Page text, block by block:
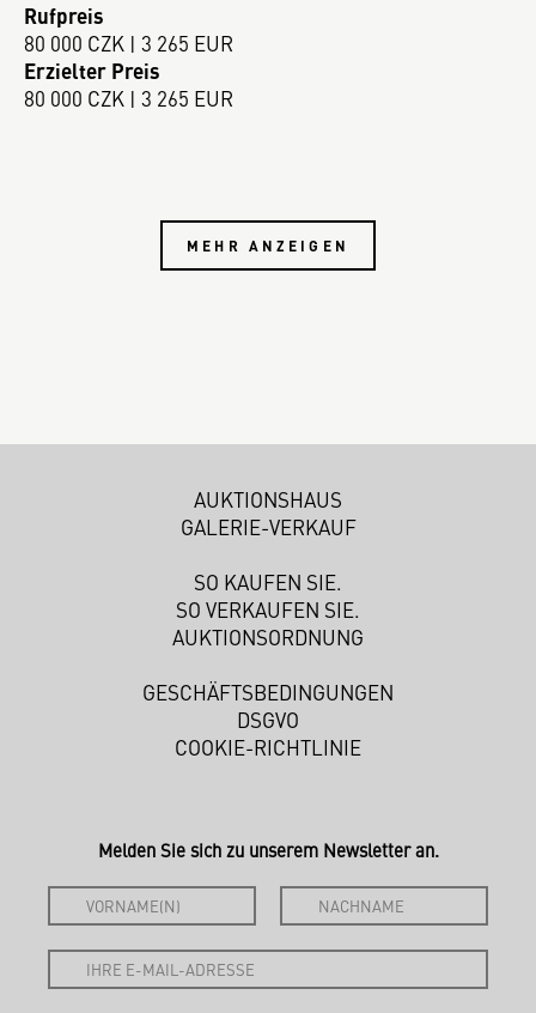
Rufpreis
80 000 CZK | 3 265 EUR
Erzielter Preis
80 000 CZK | 3 265 EUR
MEHR ANZEIGEN
AUKTIONSHAUS
GALERIE-VERKAUF
SO KAUFEN SIE.
SO VERKAUFEN SIE.
AUKTIONSORDNUNG
GESCHÄFTSBEDINGUNGEN
DSGVO
COOKIE-RICHTLINIE
Melden Sie sich zu unserem Newsletter an.